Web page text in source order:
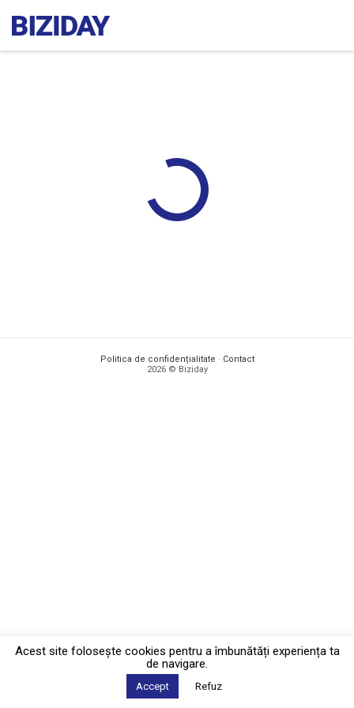
Politica de confidențialitate · Contact
2026 © Biziday
Acest site foloseşte cookies pentru a îmbunătăți experiența ta
de navigare.
Accept Refuz